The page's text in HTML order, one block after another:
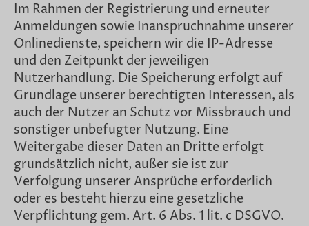
Im Rahmen der Registrierung und erneuter
Anmeldungen sowie Inanspruchnahme unserer
Onlinedienste, speichern wir die IP-Adresse
und den Zeitpunkt der jeweiligen
Nutzerhandlung. Die Speicherung erfolgt auf
Grundlage unserer berechtigten Interessen, als
auch der Nutzer an Schutz vor Missbrauch und
sonstiger unbefugter Nutzung. Eine
Weitergabe dieser Daten an Dritte erfolgt
grundsätzlich nicht, außer sie ist zur
Verfolgung unserer Ansprüche erforderlich
oder es besteht hierzu eine gesetzliche
Verpflichtung gem. Art. 6 Abs. 1 lit. c DSGVO.